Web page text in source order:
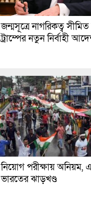
জন্মসূত্রে নাগরিকত্ব
ট্রাম্পের নতুন নির্বাহী
নিয়োগ পরীক্ষায় অনিয়ম,
ভারতের ঝাড়খণ্ড